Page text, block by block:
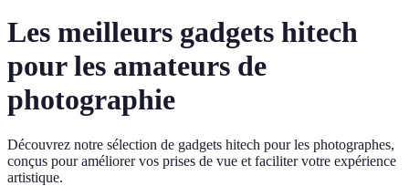
Les meilleurs gadgets hitech
pour les amateurs de
photographie
Découvrez notre sélection de gadgets hitech pour les photographes,
conçus pour améliorer vos prises de vue et faciliter votre expérience
artistique.